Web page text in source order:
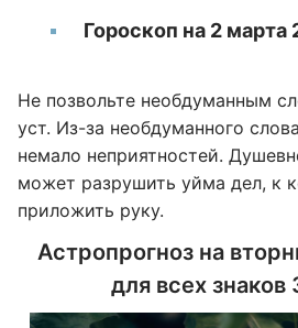
Гороскоп на 2 марта
Не позвольте необдуманным
уст. Из-за необдуманного
немало неприятностей.
может разрушить уйма дел, к
приложить руку.
Астропрогноз на
для всех знаков